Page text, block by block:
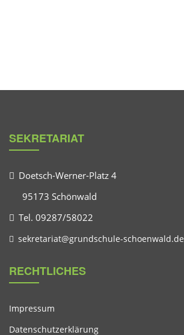
SEKRETARIAT
Doetsch-Werner-Platz 4
95173 Schönwald
Tel. 09287/58022
sekretariat@grundschule-schoenwald.de
RECHTLICHES
Impressum
Datenschutzerklärung